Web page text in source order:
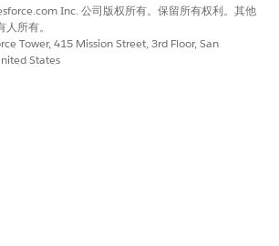
Inc. 公司版权所有。保留所有权利。其他
所有。
Tower, 415 Mission Street, 3rd Floor, San
States